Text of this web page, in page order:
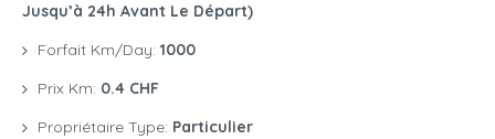
Jusqu’à 24h Avant Le Départ)
Forfait Km/day: 1000
Prix Km: 0.4 CHF
Propriétaire Type: Particulier